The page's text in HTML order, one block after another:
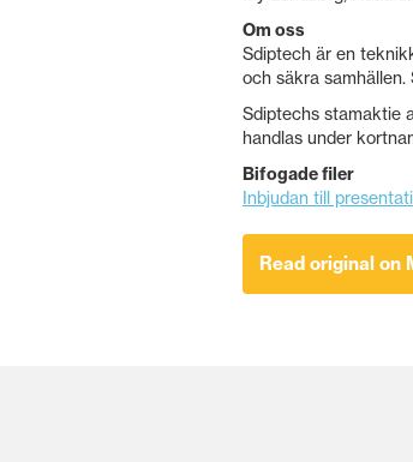
Om oss
Sdiptech är en
och säkra
Sdiptechs stamaktie
handlas under
Bifogade filer
Inbjudan till
Read original on